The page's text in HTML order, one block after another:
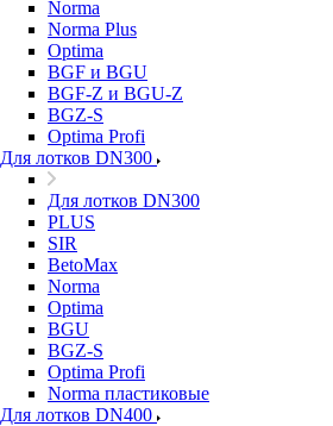
Norma
Norma Plus
Optima
BGF и BGU
BGF-Z и BGU-Z
BGZ-S
Optima Profi
Для лотков DN300
Для лотков DN300
PLUS
SIR
BetoMax
Norma
Optima
BGU
BGZ-S
Optima Profi
Norma пластиковые
Для лотков DN400